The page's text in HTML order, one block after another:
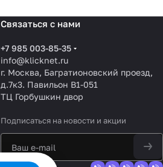
Связаться с нами
+7 985 003-85-35
info@klicknet.ru
г. Москва, Багратионовский проезд,
д.7к3. Павильон B1-051
ТЦ Горбушкин двор
Подписаться на новости и акции